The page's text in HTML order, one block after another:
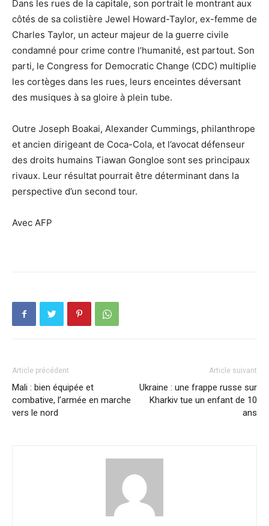
Dans les rues de la capitale, son portrait le montrant aux
côtés de sa colistière Jewel Howard-Taylor, ex-femme de
Charles Taylor, un acteur majeur de la guerre civile
condamné pour crime contre l’humanité, est partout. Son
parti, le Congress for Democratic Change (CDC) multiplie
les cortèges dans les rues, leurs enceintes déversant
des musiques à sa gloire à plein tube.
Outre Joseph Boakai, Alexander Cummings, philanthrope
et ancien dirigeant de Coca-Cola, et l’avocat défenseur
des droits humains Tiawan Gongloe sont ses principaux
rivaux. Leur résultat pourrait être déterminant dans la
perspective d’un second tour.
Avec AFP
Article précédent
Mali : bien équipée et
combative, l’armée en marche
vers le nord
Article suivant
Ukraine : une frappe russe sur
Kharkiv tue un enfant de 10
ans